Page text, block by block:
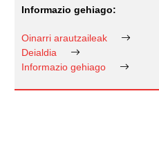
Oinarri arautzaileak
Deialdia
Informazio gehiago